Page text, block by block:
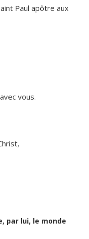
Paul apôtre aux
vous.
par lui, le monde